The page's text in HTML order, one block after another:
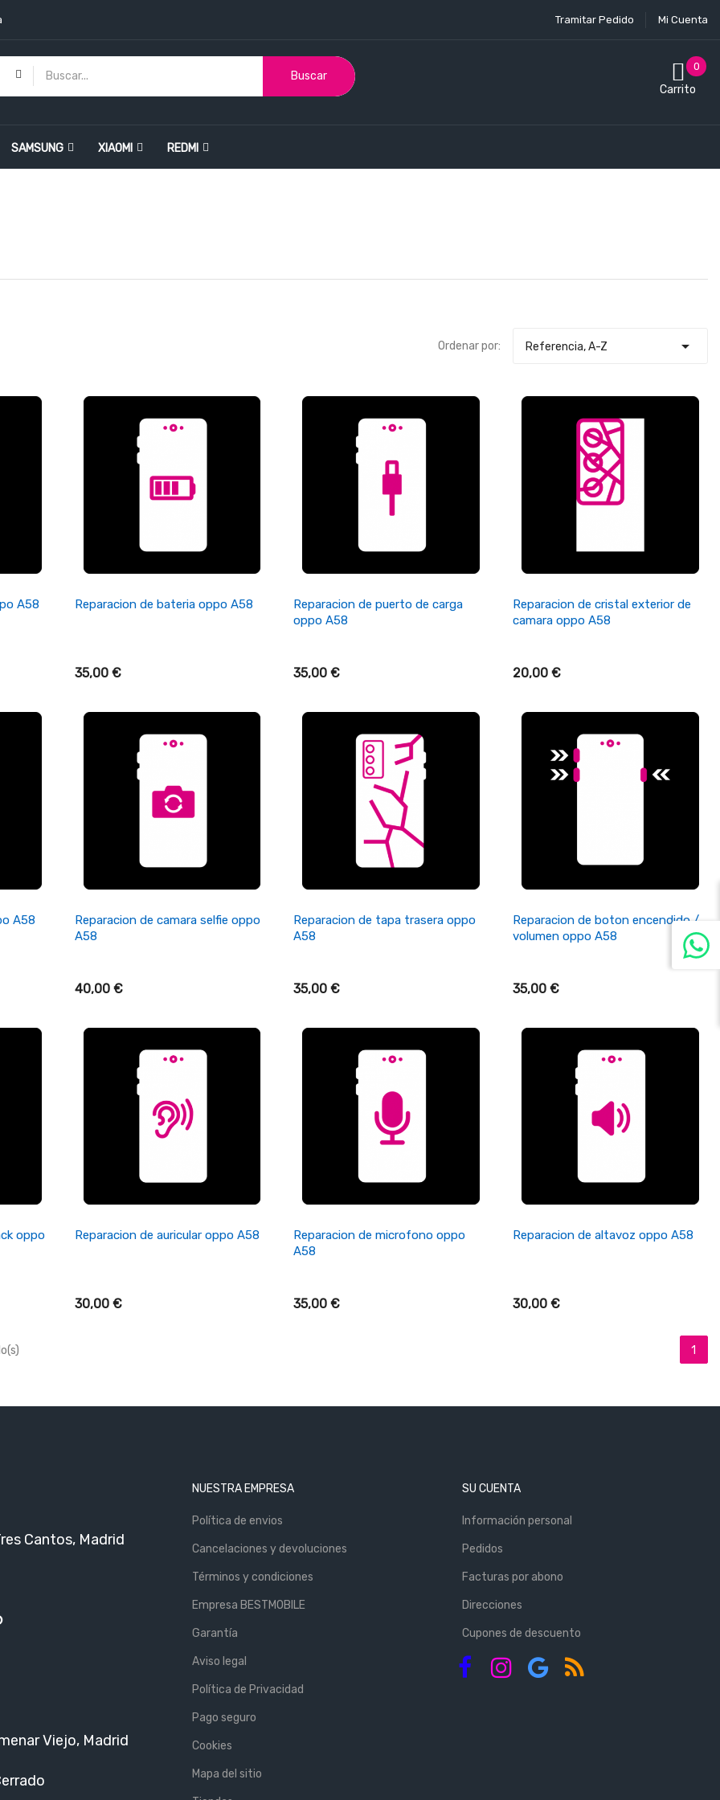
Mi Cuenta
Tramitar Pedido
Buscar
0
Carrito
SAMSUNG XIAOMI REDMI
de
de
Ordenar por: Referencia, A-Z 
A58 + Añadir Al Carrito
Reparacion de bateria oppo A58
35,00 €
+ Añadir Al Carrito
Reparacion de puerto de carga
oppo A58
35,00 €
+ Añadir Al Carrito
Reparacion de cristal exterior de
camara oppo A58
20,00 €
A58 + Añadir Al Carrito
Reparacion de camara selfie oppo
A58
40,00 €
+ Añadir Al Carrito
Reparacion de tapa trasera oppo
A58
35,00 €
+ Añadir Al Carrito
Reparacion de boton encendido /
volumen oppo A58
35,00 €
oppo
+ Añadir Al Carrito
Reparacion de auricular oppo A58
30,00 €
+ Añadir Al Carrito
Reparacion de microfono oppo
A58
35,00 €
+ Añadir Al Carrito
Reparacion de altavoz oppo A58
30,00 €
1
Cantos, Madrid
Viejo, Madrid
NUESTRA EMPRESA
Política de envios
Cancelaciones y devoluciones
Términos y condiciones
Empresa BESTMOBILE
Garantía
Aviso legal
Política de Privacidad
Pago seguro
Cookies
Mapa del sitio
SU CUENTA
Información personal
Pedidos
Facturas por abono
Direcciones
Cupones de descuento